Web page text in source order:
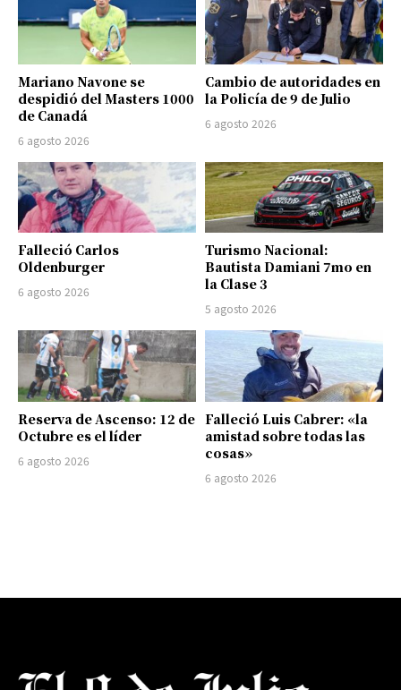
Mariano Navone se
despidió del Masters 1000
de Canadá
6 agosto 2026
Cambio de autoridades en
la Policía de 9 de Julio
6 agosto 2026
Falleció Carlos
Oldenburger
6 agosto 2026
Turismo Nacional:
Bautista Damiani 7mo en
la Clase 3
5 agosto 2026
Reserva de Ascenso: 12 de
Octubre es el líder
6 agosto 2026
Falleció Luis Cabrer: «la
amistad sobre todas las
cosas»
6 agosto 2026